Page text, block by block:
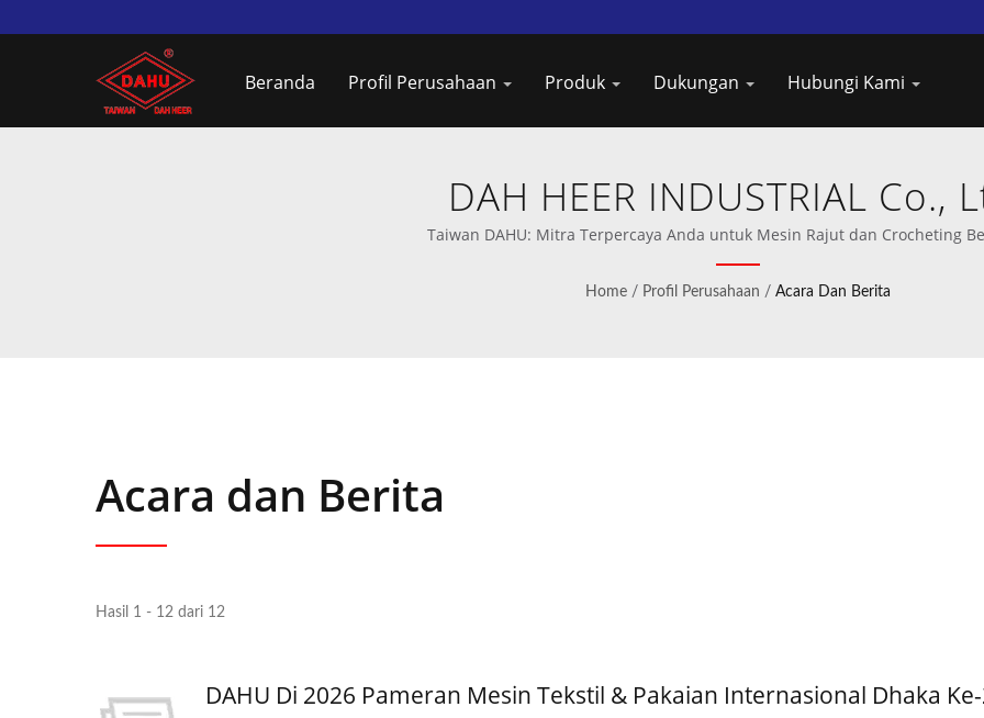
Beranda Profil Perusahaan Produk Dukungan Hubungi Kami
DAH HEER INDUSTRIAL Co.,
Taiwan DAHU: Mitra Terpercaya Anda untuk Mesin Rajut dan Crocheting
Home / Profil Perusahaan / Acara Dan Berita
Acara dan Berita
Hasil 1 - 12 dari 12
DAHU Di 2026 Pameran Mesin Tekstil & Pakaian Internasional Dhaka